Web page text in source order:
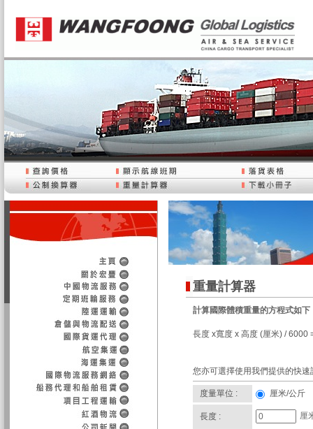
重量計算器
計算國際體積重量的方程式如下
長度 x寬度 x 高度 (厘米) / 6000
您亦可選擇使用我們提供的快速
度量單位 : 厘米/公斤
長度 :